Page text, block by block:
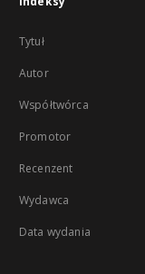
Tytuł
Autor
Współtwórca
Promotor
Recenzent
Wydawca
Data wydania